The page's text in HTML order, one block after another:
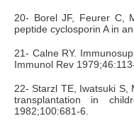
20- Borel JF, Feurer C,
peptide cyclosporin A in
21- Calne RY.
Immunol Rev
22- Starzl TE, Iwatsuki S,
transplantation in
1982;100:681-6.